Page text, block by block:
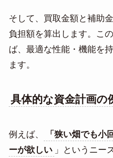
そして、買取金額と補助
負担額を算出します。こ
ば、最適な性能・機能を
ます。
具体的な資金計画の
例えば、
「狭い畑でも小
ーが欲しい 」というニー